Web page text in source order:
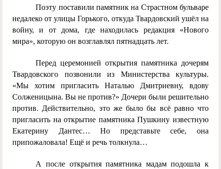
Поэту поставили памятник на Страстном бульваре
недалеко от улицы Горького, откуда Твардовский ушёл на
войну, и от дома, где находилась редакция «Нового
мира», которую он возглавлял пятнадцать лет.
Перед церемонией открытия памятника дочерям
Твардовского позвонили из Министерства культуры.
«Мы хотим пригласить Наталью Дмитриевну, вдову
Солженицына. Вы не против?» Дочери были решительно
против. Действительно, это же было бы всё равно что
пригласить на открытие памятника Пушкину известную
Екатерину Дантес… Но представьте себе, она
припожаловала! Ещё и речь толкнула…
А после открытия памятника мадам подошла к